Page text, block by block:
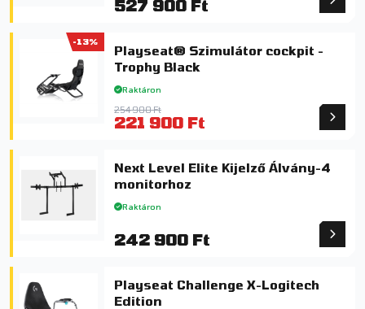
527 900 Ft
-13%
Playseat® Szimulátor cockpit -
Trophy Black
Raktáron
254 900 Ft
221 900 Ft
Next Level Elite Kijelző Álvány-4
monitorhoz
Raktáron
242 900 Ft
Playseat Challenge X-Logitech
Edition